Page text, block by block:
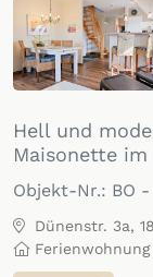
Hell und
Maisonette
Objekt-Nr.: BO
Dünenstr. 3a,
Ferienwohnung